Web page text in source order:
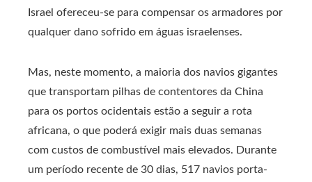
Israel ofereceu-se para compensar os armadores por
qualquer dano sofrido em águas israelenses.
Mas, neste momento, a maioria dos navios gigantes
que transportam pilhas de contentores da China
para os portos ocidentais estão a seguir a rota
africana, o que poderá exigir mais duas semanas
com custos de combustível mais elevados. Durante
um período recente de 30 dias, 517 navios porta-